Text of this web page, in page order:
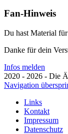
Fan-Hinweis
Du hast Material für
Danke für dein
Infos melden
2020 - 2026 - Die
Navigation
Links
Kontakt
Impressum
Datenschutz